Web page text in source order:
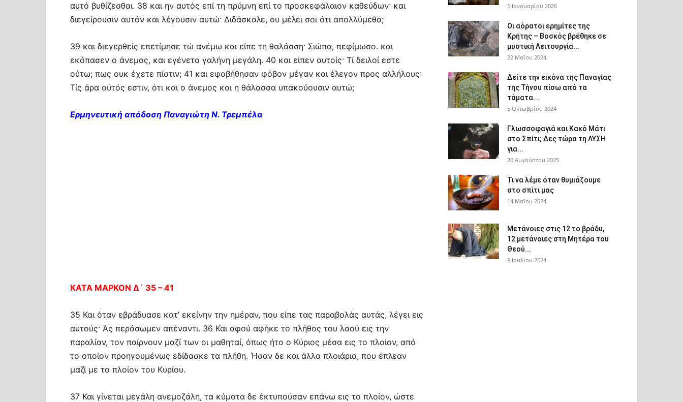
αυτό βυθίζεσθαι. 38 και ην αυτός επί τη πρύμνη επί το προσκεφάλαιον καθεύδων· και
διεγείρουσιν αυτόν και λέγουσιν αυτώ· Διδάσκαλε, ου μέλει σοι ότι απολλύμεθα;
39 και διεγερθείς επετίμησε τώ ανέμω και είπε τη θαλάσση· Σιώπα, πεφίμωσο. και
εκόπασεν ο άνεμος, και εγένετο γαλήνη μεγάλη. 40 και είπεν αυτοίς· Τί δειλοί εστε
ούτω; πως ουκ έχετε πίστιν; 41 και εφοβήθησαν φόβον μέγαν και έλεγον προς αλλήλους·
Τίς άρα ούτός εστιν, ότι και ο άνεμος και η θάλασσα υπακούουσιν αυτώ;
Ερμηνευτική απόδοση Παναγιώτη Ν. Τρεμπέλα
ΚΑΤΑ ΜΑΡΚΟΝ Δ´ 35 – 41
35 Και όταν εβράδυασε κατ’ εκείνην την ημέραν, που είπε τας παραβολάς αυτάς, λέγει εις
αυτούς· Άς περάσωμεν απέναντι. 36 Και αφού αφήκε το πλήθος του λαού εις την
παραλίαν, τον παίρνουν μαζί των οι μαθηταί, όπως ήτο ο Κύριος μέσα εις το πλοίον, από
το οποίον προηγουμένως εδίδασκε τα πλήθη. Ήσαν δε και άλλα πλοιάρια, που έπλεαν
μαζί με το πλοίον του Κυρίου.
37 Και γίνεται μεγάλη ανεμοζάλη, τα κύματα δε έκτυπούσαν επάνω εις το πλοίον, ώστε
5 Ιανουαρίου 2026
Οι αόρατοι ερημίτες της
Κρήτης – Βοσκός βρέθηκε σε
μυστική Λειτουργία...
22 Μαΐου 2024
Δείτε την εικόνα της Παναγίας
της Τήνου πίσω από τα
τάματα...
5 Οκτωβρίου 2024
Γλωσσοφαγιά και Κακό Μάτι
στο Σπίτι; Δες τώρα τη ΛΥΣΗ
για...
20 Αυγούστου 2025
Τι να λέμε όταν θυμιάζουμε
στο σπίτι μας
14 Μαΐου 2024
Μετάνοιες στις 12 το βράδυ,
12 μετάνοιες στη Μητέρα του
Θεού...
9 Ιουλίου 2024